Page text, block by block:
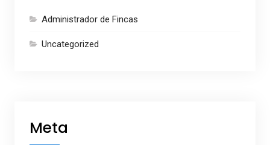
Administrador de Fincas
Uncategorized
Meta